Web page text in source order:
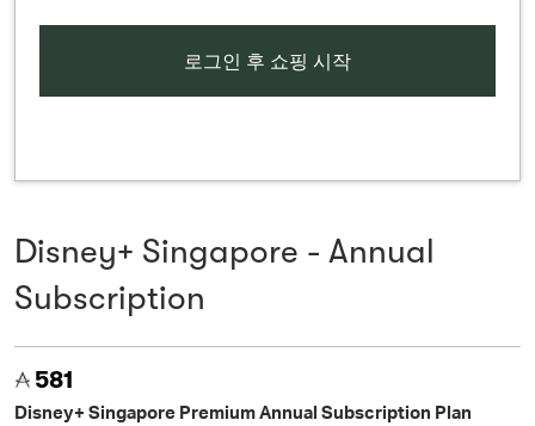
로그인 후 쇼핑 시작
Disney+ Singapore - Annual
Subscription
581
Disney+ Singapore Premium Annual Subscription Plan